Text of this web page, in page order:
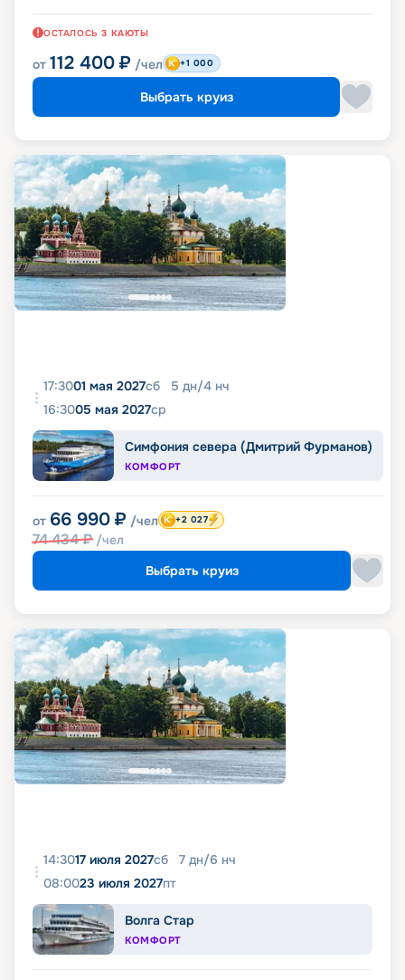
ОСТАЛОСЬ 3 КАЮТЫ
от 112 400 ₽ /чел +1 000
Выбрать круиз
17:3001 мая 2027сб 5 дн/4 нч
16:3005 мая 2027ср
Симфония севера (Дмитрий Фурманов)
КОМФОРТ
от 66 990 ₽ /чел
74 434₽ /чел
+2 027
Выбрать круиз
14:3017 июля 2027сб 7 дн/6 нч
08:0023 июля 2027пт
Волга Стар
КОМФОРТ